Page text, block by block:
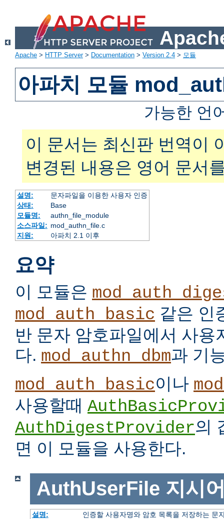
Apache > HTTP Server> Documentation > Version 2.4 > 모듈
아파치 모듈
가능한 언
이 문서는 최신판 번역이
변경된 내용은 영어 문서
설명:
문자파일을 이용한 사용자 인증
상태:
Base
모듈명:
authn_file_module
소스파일: mod_authn_file.c
지원:
아파치 2.1 이후
요약
이 모듈은
mod_auth_basic 같은 인
반 문자 암호파일에서 사용
다. mod_authn_dbm과 기
mod_auth_basic이나
사용할때
AuthDigestProvider의
면 이 모듈을 사용한다.
AuthUserFile 지시
설명:
인증할 사용자명와 암호 목록을 저장하는 문